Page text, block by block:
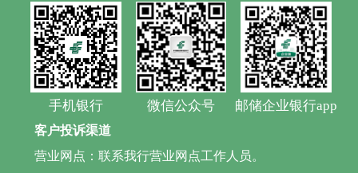
手机银行 微信公众号 邮储企业银行app
客户投诉渠道
营业网点：联系我行营业网点工作人员。